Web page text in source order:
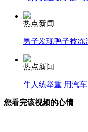
热点新闻
男子发现鸭子被冻
热点新闻
牛人练举重 用汽
您看完该视频的心情